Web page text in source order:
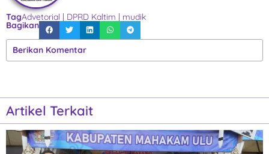
TagAdvetorial | DPRD Kaltim | mudik
Bagikan
Berikan Komentar
Artikel Terkait